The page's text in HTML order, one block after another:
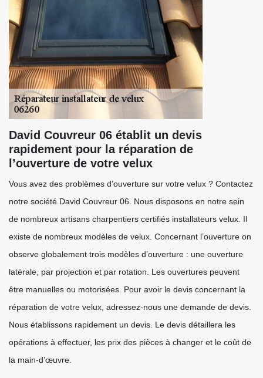
David Couvreur 06 établit un devis
rapidement pour la réparation de
l’ouverture de votre velux
Vous avez des problèmes d’ouverture sur votre velux ? Contactez
notre société David Couvreur 06. Nous disposons en notre sein
de nombreux artisans charpentiers certifiés installateurs velux. Il
existe de nombreux modèles de velux. Concernant l’ouverture on
observe globalement trois modèles d’ouverture : une ouverture
latérale, par projection et par rotation. Les ouvertures peuvent
être manuelles ou motorisées. Pour avoir le devis concernant la
réparation de votre velux, adressez-nous une demande de devis.
Nous établissons rapidement un devis. Le devis détaillera les
opérations à effectuer, les prix des pièces à changer et le coût de
la main-d’œuvre.